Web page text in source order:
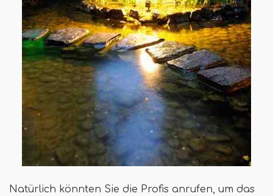
Natürlich könnten Sie die Profis anrufen, um das